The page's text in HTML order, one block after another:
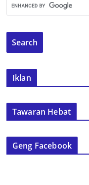
Iklan
Tawaran Hebat
Geng Facebook